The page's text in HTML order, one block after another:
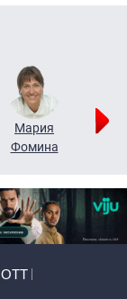
Мария
Фомина
ОТТ